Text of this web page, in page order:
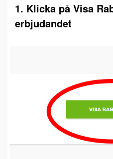
1. Klicka på Visa
erbjudandet